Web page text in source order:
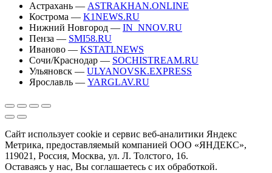
Астрахань — ASTRAKHAN.ONLINE
Кострома — K1NEWS.RU
Нижний Новгород — IN_NNOV.RU
Пенза — SMI58.RU
Иваново — KSTATI.NEWS
Сочи/Краснодар — SOCHISTREAM.RU
Ульяновск — ULYANOVSK.EXPRESS
Ярославль — YARGLAV.RU
Сайт использует cookie и сервис веб-аналитики Яндекс
Метрика, предоставляемый компанией ООО «ЯНДЕКС»,
119021, Россия, Москва, ул. Л. Толстого, 16.
Оставаясь у нас, Вы соглашаетесь с их обработкой.